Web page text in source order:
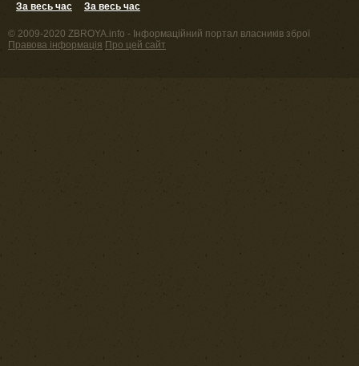
За весь час
За весь час
© 2009-2020 ZBROYA.info - Інформаційний портал власників зброї
Правова інформація Про цей сайт